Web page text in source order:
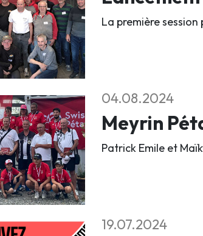
La première
04.08.2024
Meyrin
Patrick Emile et
19.07.2024